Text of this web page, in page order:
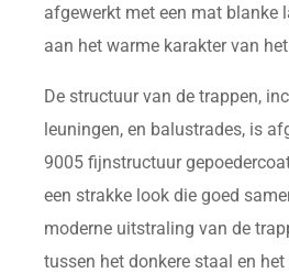
afgewerkt met een mat blanke
aan het warme karakter van
De structuur van de trappen,
leuningen, en balustrades, is
9005 fijnstructuur
een strakke look die goed
moderne uitstraling van de
tussen het donkere staal en